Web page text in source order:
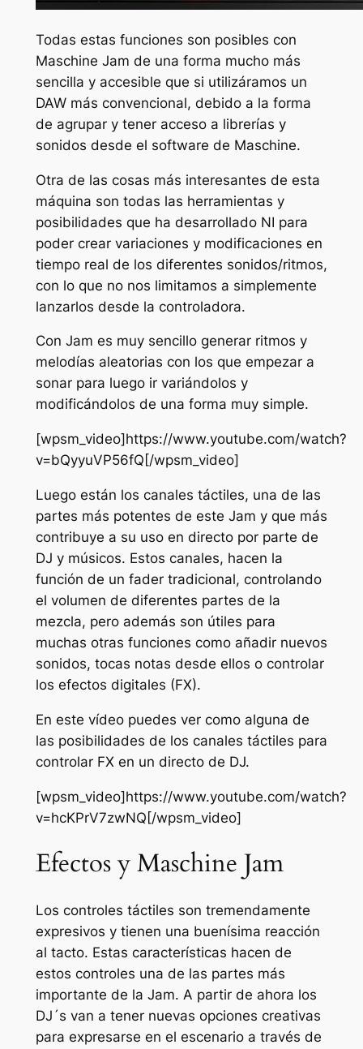
Todas estas funciones son posibles con
Maschine Jam de una forma mucho más
sencilla y accesible que si utilizáramos un
DAW más convencional, debido a la forma
de agrupar y tener acceso a librerías y
sonidos desde el software de Maschine.
Otra de las cosas más interesantes de esta
máquina son todas las herramientas y
posibilidades que ha desarrollado NI para
poder crear variaciones y modificaciones en
tiempo real de los diferentes sonidos/ritmos,
con lo que no nos limitamos a simplemente
lanzarlos desde la controladora.
Con Jam es muy sencillo generar ritmos y
melodías aleatorias con los que empezar a
sonar para luego ir variándolos y
modificándolos de una forma muy simple.
[wpsm_video]https://www.youtube.com/watch?
v=bQyyuVP56fQ[/wpsm_video]
Luego están los canales táctiles, una de las
partes más potentes de este Jam y que más
contribuye a su uso en directo por parte de
DJ y músicos. Estos canales, hacen la
función de un fader tradicional, controlando
el volumen de diferentes partes de la
mezcla, pero además son útiles para
muchas otras funciones como añadir nuevos
sonidos, tocas notas desde ellos o controlar
los efectos digitales (FX).
En este vídeo puedes ver como alguna de
las posibilidades de los canales táctiles para
controlar FX en un directo de DJ.
[wpsm_video]https://www.youtube.com/watch?
v=hcKPrV7zwNQ[/wpsm_video]
Efectos y Maschine Jam
Los controles táctiles son tremendamente
expresivos y tienen una buenísima reacción
al tacto. Estas características hacen de
estos controles una de las partes más
importante de la Jam. A partir de ahora los
DJ´s van a tener nuevas opciones creativas
para expresarse en el escenario a través de